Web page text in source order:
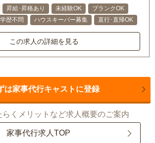
昇給･昇格あり 未経験OK
ブランクOK
学歴不問 ハウスキーパー募集 直行･直帰OK
この求人の詳細を見る
は家事代行キャストに登録
くメリットなど求人概要のご案内
家事代行求人TOP